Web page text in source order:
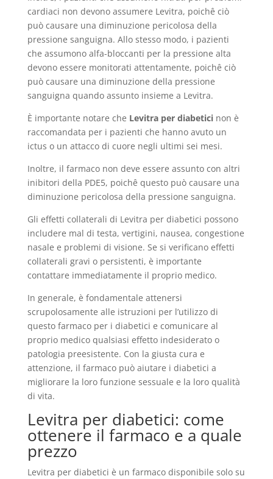
cardiaci non devono assumere Levitra, poichê ciò
può causare una diminuzione pericolosa della
pressione sanguigna. Allo stesso modo, i pazienti
che assumono alfa-bloccanti per la pressione alta
devono essere monitorati attentamente, poichê ciò
può causare una diminuzione della pressione
sanguigna quando assunto insieme a Levitra.
È importante notare che Levitra per diabeticinon è
raccomandata per i pazienti che hanno avuto un
ictus o un attacco di cuore negli ultimi sei mesi.
Inoltre, il farmaco non deve essere assunto con altri
inibitori della PDE5, poichê questo può causare una
diminuzione pericolosa della pressione sanguigna.
Gli effetti collaterali di Levitra per diabetici possono
includere mal di testa, vertigini, nausea, congestione
nasale e problemi di visione. Se si verificano effetti
collaterali gravi o persistenti, è importante
contattare immediatamente il proprio medico.
In generale, è fondamentale attenersi
scrupolosamente alle istruzioni per l’utilizzo di
questo farmaco per i diabetici e comunicare al
proprio medico qualsiasi effetto indesiderato o
patologia preesistente. Con la giusta cura e
attenzione, il farmaco può aiutare i diabetici a
migliorare la loro funzione sessuale e la loro qualità
di vita.
Levitra per diabetici: come
ottenere il farmaco e a quale
prezzo
Levitra per diabetici è un farmaco disponibile solo su